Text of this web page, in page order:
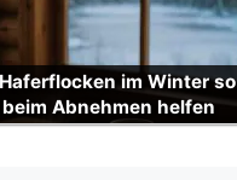
im Winter so
Abnehmen helfen